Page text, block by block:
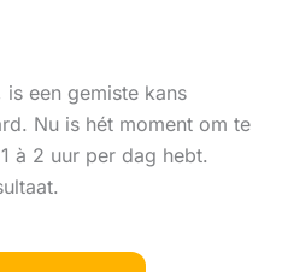
een gemiste kans
Nu is hét moment om te
à 2 uur per dag hebt.